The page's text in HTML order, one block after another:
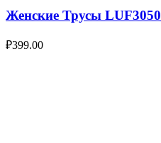
Женские Трусы LUF3050
₽399.00